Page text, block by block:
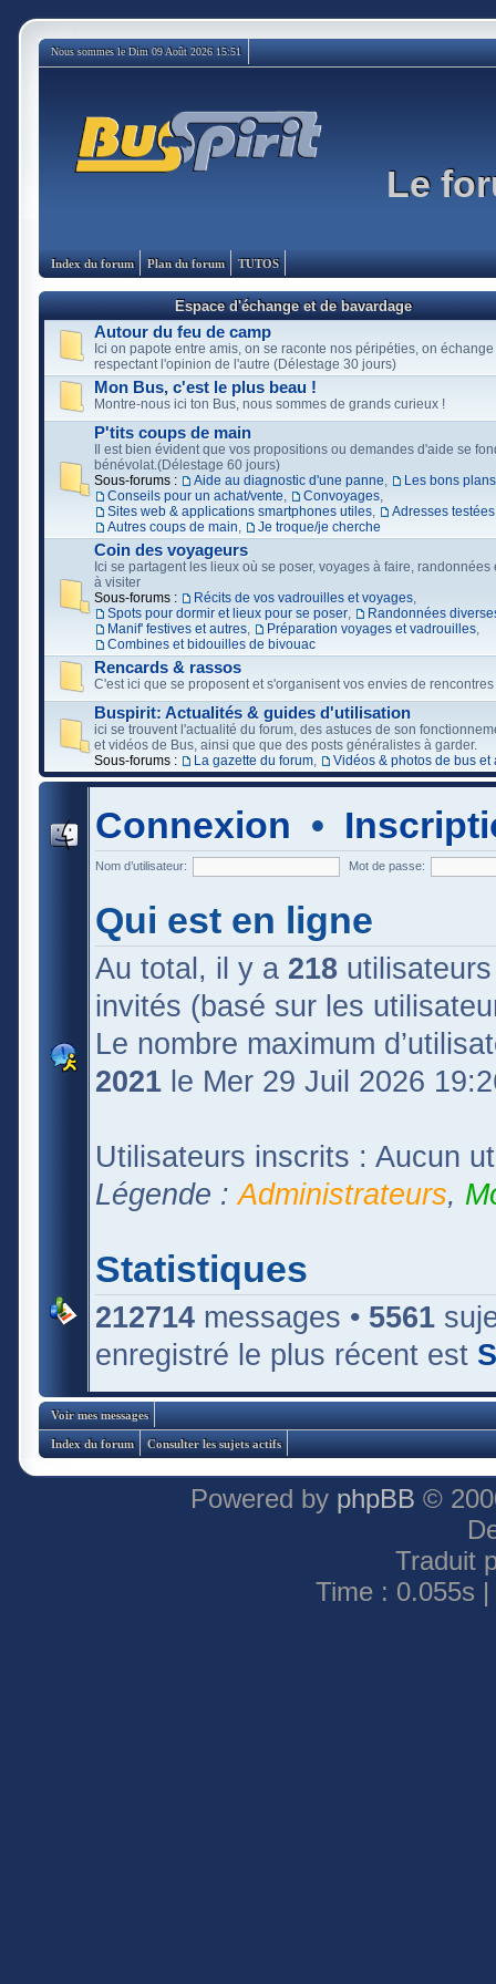
Nous sommes le Dim 09 Août 2026 15:51
Le
Index du forum Plan du forum TUTOS
Espace d'échange et de bavardage
Autour du feu de camp
Ici on papote entre amis, on se raconte nos péripéties, on
respectant l'opinion de l'autre (Délestage 30 jours)
Mon Bus, c'est le plus beau !
Montre-nous ici ton Bus, nous sommes de grands curieux !
P'tits coups de main
Il est bien évident que vos propositions ou demandes d'aide se
bénévolat.(Délestage 60 jours)
Sous-forums :
Aide au diagnostic d'une panne,
Les bons
Conseils pour un achat/vente, Convoyages,
Sites web & applications smartphones utiles, Adresses testées
Autres coups de main, Je troque/je cherche
Coin des voyageurs
Ici se partagent les lieux où se poser, voyages à faire, randonnées
à visiter
Sous-forums :
Récits de vos vadrouilles et voyages,
Spots pour dormir et lieux pour se poser,
Randonnées
Manif' festives et autres, Préparation voyages et vadrouilles,
Combines et bidouilles de bivouac
Rencards & rassos
C'est ici que se proposent et s'organisent vos envies de rencontres
Buspirit: Actualités & guides d'utilisation
ici se trouvent l'actualité du forum, des astuces de son
et vidéos de Bus, ainsi que que des posts généralistes à garder.
Sous-forums :
La gazette du forum, Vidéos & photos de bus et
Connexion •
Nom d’utilisateur: Mot de passe:
Qui est en ligne
Au total, il y a 218
invités (basé sur les
Le nombre maximum
2021 le Mer 29 Juil 2026
Utilisateurs inscrits : Aucun
Légende :Administrateurs,
Statistiques
212714 messages • 5561
enregistré le plus récent est
Voir mes messages
Index du forum Consulter les sujets actifs
Powered by phpBB ©
Traduit
Time : 0.055s